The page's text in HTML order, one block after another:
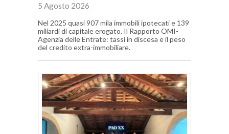
5 Agosto 2026
Nel 2025 quasi 907 mila immobili ipotecati e 139
miliardi di capitale erogato. Il Rapporto OMI-
Agenzia delle Entrate: tassi in discesa e il peso
del credito extra-immobiliare.